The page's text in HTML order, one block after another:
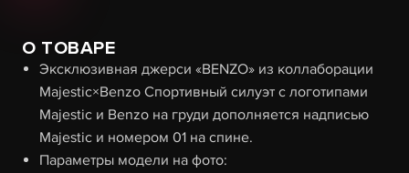
О ТОВАРЕ
Эксклюзивная джерси «BENZO» из коллаборации
Majestic×Benzo Спортивный силуэт с логотипами
Majestic и Benzo на груди дополняется надписью
Majestic и номером 01 на спине.
Параметры модели на фото: